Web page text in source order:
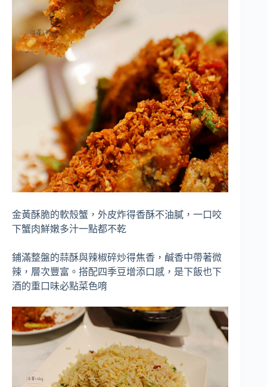
金黃酥脆的軟殼蟹，外皮炸得香酥不油膩，一口咬
下蟹肉鮮嫩多汁一點都不乾
鋪滿整盤的蒜酥與辣椒碎炒得焦香，鹹香中帶著微
辣，層次豐富。搭配四季豆增添口感，是下飯也下
酒的重口味必點菜色唷